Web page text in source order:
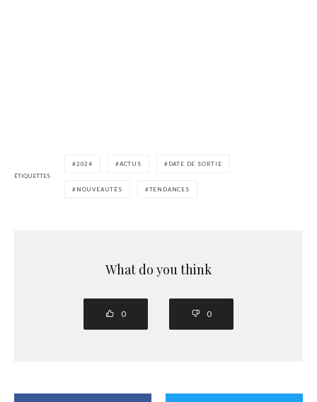
ÉTIQUETTES
2024 ACTUS DATE DE SORTIE
NOUVEAUTÉS TENDANCES
What do you think
0 0